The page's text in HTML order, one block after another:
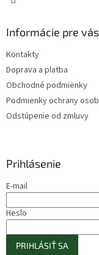
Informácie pre vás
Kontakty
Doprava a platba
Obchodné podmienky
Podmienky ochrany
Odstúpenie od zmluvy
Prihlásenie
E-mail
Heslo
PRIHLÁSIŤ SA